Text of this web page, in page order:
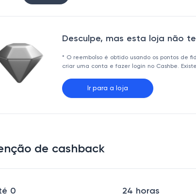
Desculpe, mas esta loja não
* O reembolso é obtido usando os pontos de
criar uma conta e fazer login no Cashbe.
Ir para a loja
de cashback
0 24 horas